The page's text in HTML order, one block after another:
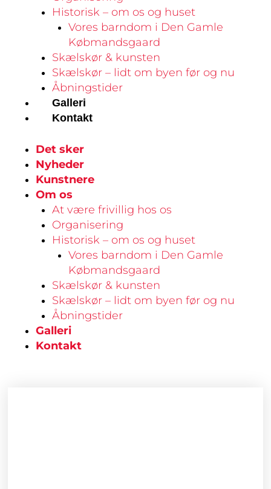
Historisk – om os og huset
Vores barndom i Den Gamle
Købmandsgaard
Skælskør & kunsten
Skælskør – lidt om byen før og nu
Åbningstider
Galleri
Kontakt
Det sker
Nyheder
Kunstnere
Om os
At være frivillig hos os
Organisering
Historisk – om os og huset
Vores barndom i Den Gamle
Købmandsgaard
Skælskør & kunsten
Skælskør – lidt om byen før og nu
Åbningstider
Galleri
Kontakt